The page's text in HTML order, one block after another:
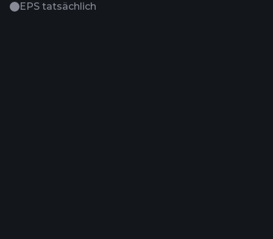
EPS tatsächlich